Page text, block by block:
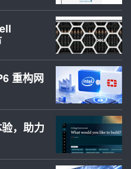
重构网
，助力